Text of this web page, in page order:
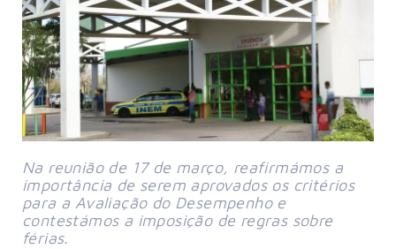
Na reunião de 17 de março, reafirmámos a
importância de serem aprovados os critérios
para a Avaliação do Desempenho e
contestámos a imposição de regras sobre
férias.